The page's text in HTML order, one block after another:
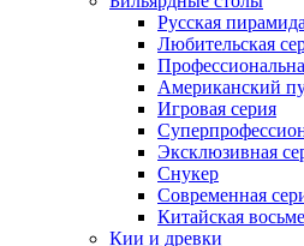
Русская пирамида
Любительская
Американский
Игровая серия
Эксклюзивная
Снукер
Современная
Китайская
Кии и древки